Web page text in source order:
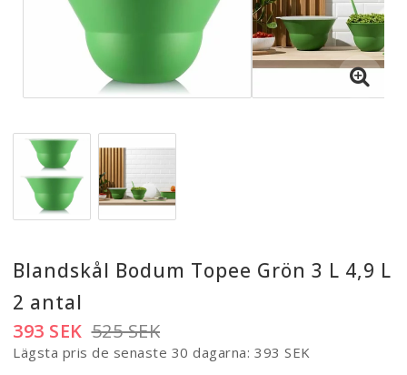
Blandskål Bodum Topee Grön 3 L 4,9 L
2 antal
525 SEK
393 SEK
Lägsta pris de senaste 30 dagarna 393 SEK